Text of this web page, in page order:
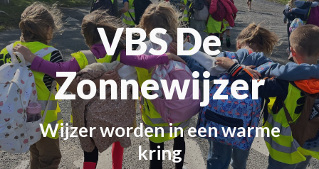
VBS De
Zonnewijzer
Wijzer worden in een warme
kring